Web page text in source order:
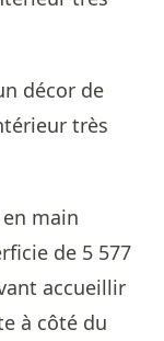
main
de 5 577
accueillir
à côté du